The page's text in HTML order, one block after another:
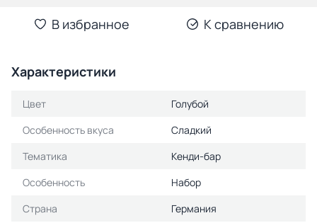
В избранное К сравнению
Характеристики
Цвет
Голубой
Особенность вкуса
Сладкий
Тематика
Кенди-бар
Особенность
Набор
Страна
Германия